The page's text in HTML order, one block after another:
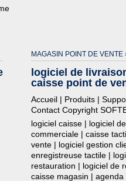
MAGASIN POINT DE VENTE
logiciel de
caisse point de
Accueil | Produits |
Contact Copyright
logiciel caisse | logiciel
commerciale | caisse
vente | logiciel gestion
enregistreuse tactile |
restauration | logiciel de
caisse magasin |